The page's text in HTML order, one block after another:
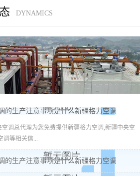
DYNAMICS
的生产注意事项是什么新疆格力空调
空调总代理为您免费提供新疆格力空调,新疆中央空
等相关信...
的生产注意事项是什么新疆格力空调